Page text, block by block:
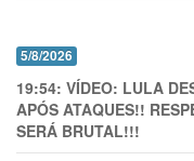
5/8/2026
19:54: VÍDEO: LULA
APÓS ATAQUES!!
SERÁ BRUTAL!!!